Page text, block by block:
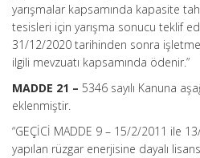
yarışmalar kapsamında kapasite
tesisleri için yarışma sonucu teklif
31/12/2020 tarihinden sonra
ilgili mevzuatı kapsamında ödenir.”
MADDE 21 – 5346 sayılı Kanuna
eklenmiştir.
“GEÇİCİ MADDE 9 – 15/2/2011 ile
yapılan rüzgar enerjisine dayalı